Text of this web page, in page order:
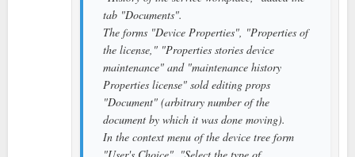
tab "Documents".
The forms "Device Properties", "Properties of
the license," "Properties stories device
maintenance" and "maintenance history
Properties license" sold editing props
"Document" (arbitrary number of the
document by which it was done moving).
In the context menu of the device tree form